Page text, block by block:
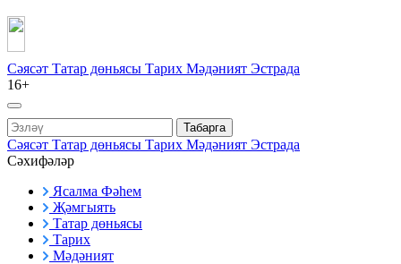
Сәясәт Татар дөньясы Тарих Мәдәният Эстрада
16+
Табарга
Сәясәт Татар дөньясы Тарих Мәдәният Эстрада
Сәхифәләр
Ясалма Фәһем
Җәмгыять
Татар дөньясы
Тарих
Мәдәният